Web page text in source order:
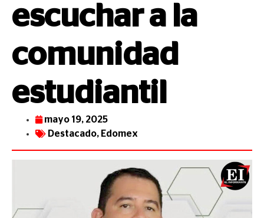
escuchar a la
comunidad
estudiantil
mayo 19, 2025
Destacado, Edomex